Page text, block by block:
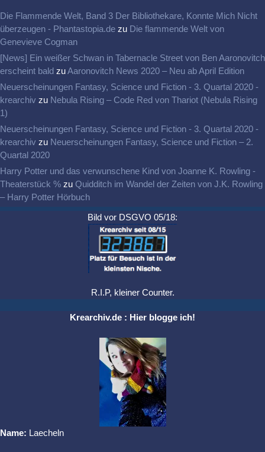
Die Flammende Welt, Band 3 Der Bibliothekare, Konnte Mich Nicht
überzeugen - Phantastopia.de zu Die flammende Welt von
Genevieve Cogman
[News] Ein weißer Schwan in Tabernacle Street von Ben Aaronovitch
erscheint bald zuAaronovitch News 2020 – Neu ab April Edition
Neuerscheinungen Fantasy, Science und Fiction - 3. Quartal 2020 -
krearchiv zu Nebula Rising – Code Red von Thariot (Nebula Rising
1)
Neuerscheinungen Fantasy, Science und Fiction - 3. Quartal 2020 -
krearchiv zu Neuerscheinungen Fantasy, Science und Fiction – 2.
Quartal 2020
Harry Potter und das verwunschene Kind von Joanne K. Rowling -
Theaterstück % zu Quidditch im Wandel der Zeiten von J.K. Rowling
– Harry Potter Hörbuch
Bild vor DSGVO 05/18:
R.I.P, kleiner Counter.
Krearchiv.de : Hier blogge ich!
Name: Laecheln